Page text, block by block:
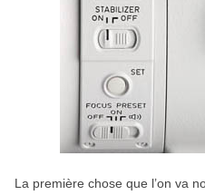
La première chose que l’on va